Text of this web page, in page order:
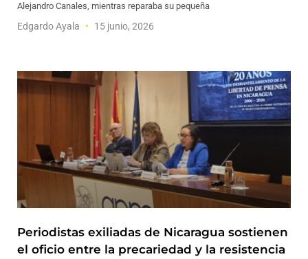
Alejandro Canales, mientras reparaba su pequeña
Edgardo Ayala 15 junio, 2026
Periodistas exiliadas de Nicaragua sostienen
el oficio entre la precariedad y la resistencia